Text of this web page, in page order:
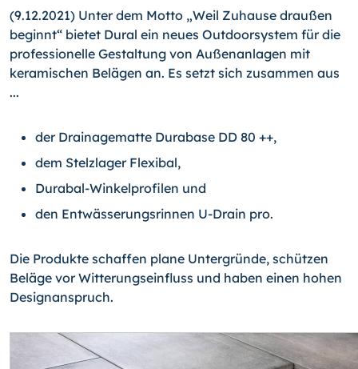
(9.12.2021) Unter dem Motto „Weil Zuhause draußen
beginnt“ bietet Dural ein neues Outdoorsystem für die
professionelle Gestaltung von Außenanlagen mit
keramischen Belägen an. Es setzt sich zusammen aus
...
der Drainagematte Durabase DD 80 ++,
dem Stelzlager Flexibal,
Durabal-Winkelprofilen und
den Entwässerungsrinnen U-Drain pro.
Die Produkte schaffen plane Untergründe, schützen
Beläge vor Witterungseinfluss und haben einen hohen
Designanspruch.